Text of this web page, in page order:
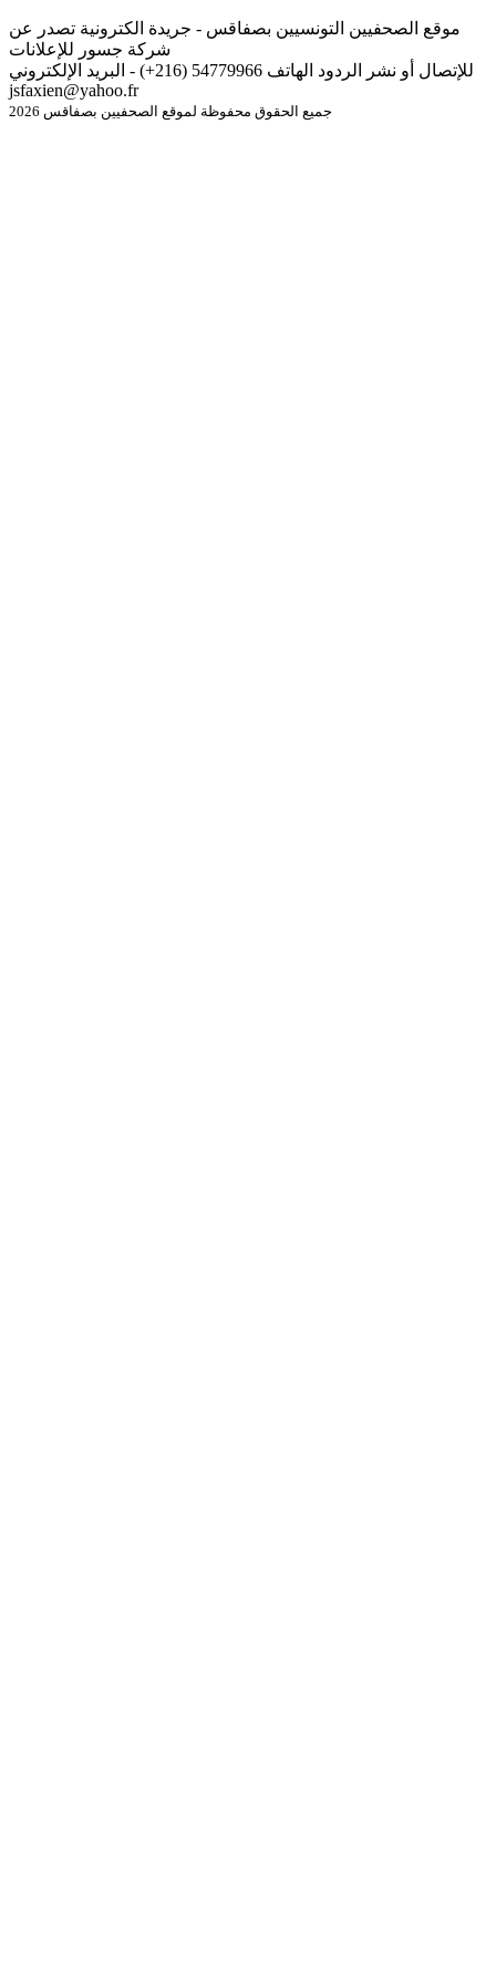
موقع الصحفيين التونسيين بصفاقس - جريدة الكترونية تصدر عن
شركة جسور للإعلانات
للإتصال أو نشر الردود الهاتف 54779966 (216+) - البريد الإلكتروني
jsfaxien@yahoo.fr
جميع الحقوق محفوظة لموقع الصحفيين بصفاقس 2026